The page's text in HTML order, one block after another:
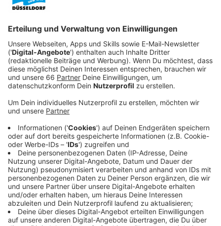
Veröffentlicht:
Oliver ist nach einem Karrieretief wieder als Regisseur
tätig. Doch die Premiere seines Broadwaystücks wird
bricht plötzlich zusammen. Während das Blut aus
Publikums. Sein Tod entpuppt sich schnell als Mord.
Blöderweise war Ben vorher in einen Streit mit Charles
verwickelt und der wird so schnell zu einem
Verdächtigen…
Streaming-Dienst: Apple TV+
Anzeige